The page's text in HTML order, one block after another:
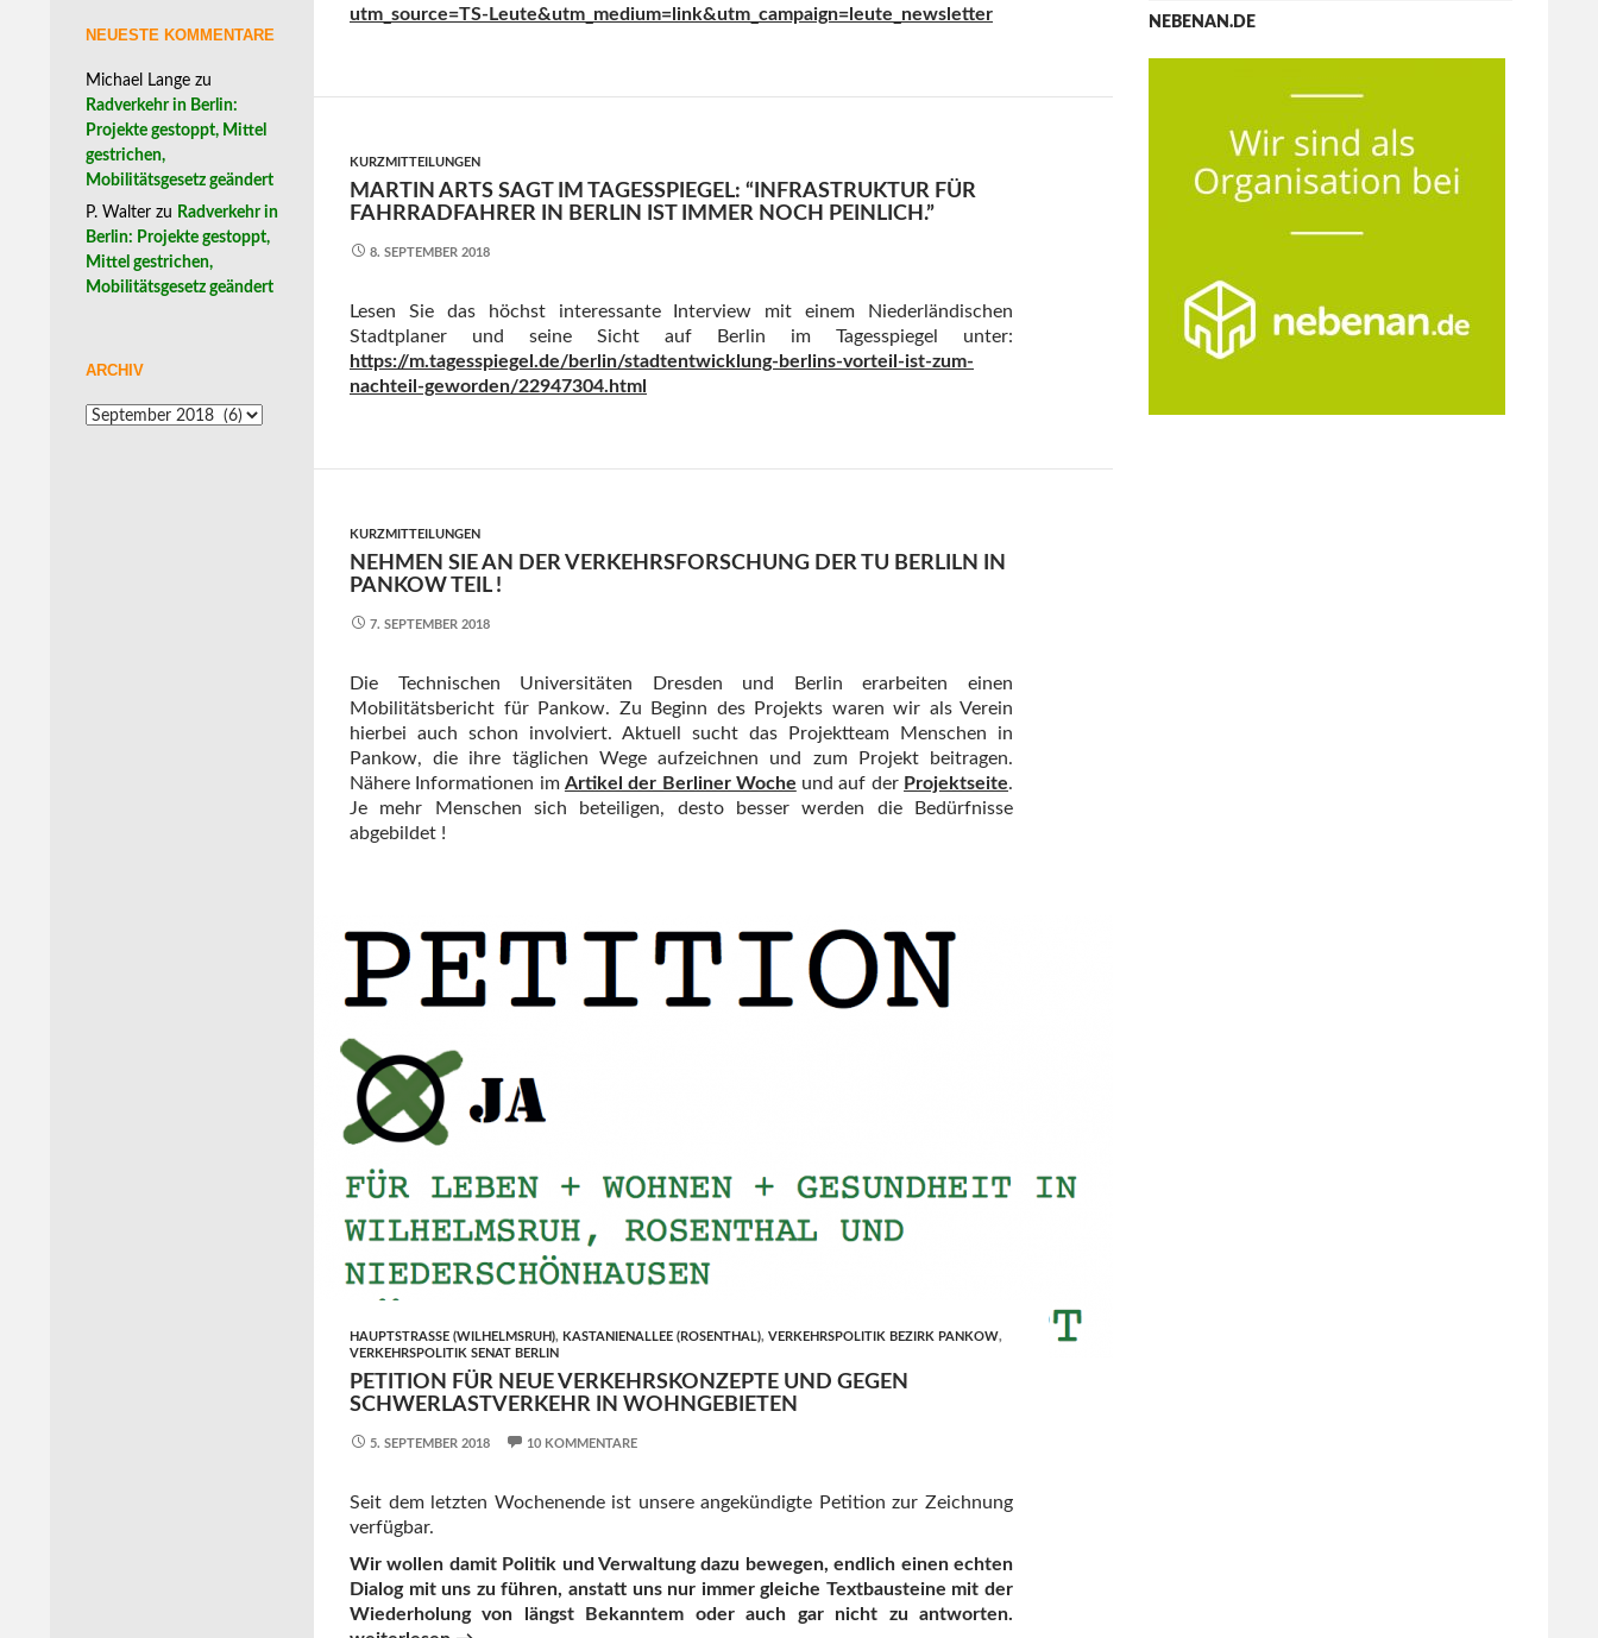
utm_source=TS-Leute&utm_medium=link&utm_campaign=leute_newsletter
KURZMITTEILUNGEN
MARTIN ARTS SAGT IM TAGESSPIEGEL: “INFRASTRUKTUR FÜR
FAHRRADFAHRER IN BERLIN IST IMMER NOCH PEINLICH.”
8. SEPTEMBER 2018
Lesen Sie das höchst interessante Interview mit einem Niederländischen
Stadtplaner und seine Sicht auf Berlin im Tagesspiegel unter:
https://m.tagesspiegel.de/berlin/stadtentwicklung-berlins-vorteil-ist-zum-
nachteil-geworden/22947304.html
KURZMITTEILUNGEN
NEHMEN SIE AN DER VERKEHRSFORSCHUNG DER TU BERLILN IN
PANKOW TEIL !
7. SEPTEMBER 2018
Die Technischen Universitäten Dresden und Berlin erarbeiten einen
Mobilitätsbericht für Pankow. Zu Beginn des Projekts waren wir als Verein
hierbei auch schon involviert. Aktuell sucht das Projektteam Menschen in
Pankow, die ihre täglichen Wege aufzeichnen und zum Projekt beitragen.
Nähere Informationen im Artikel der Berliner Woche und auf der Projektseite.
Je mehr Menschen sich beteiligen, desto besser werden die Bedürfnisse
abgebildet !
HAUPTSTRASSE (WILHELMSRUH) , KASTANIENALLEE (ROSENTHAL), VERKEHRSPOLITIK BEZIRK PANKOW,
VERKEHRSPOLITIK SENAT BERLIN
PETITION FÜR NEUE VERKEHRSKONZEPTE UND GEGEN
SCHWERLASTVERKEHR IN WOHNGEBIETEN
5. SEPTEMBER 2018 10 KOMMENTARE
Seit dem letzten Wochenende ist unsere angekündigte Petition zur Zeichnung
verfügbar.
Wir wollen damit Politik und Verwaltung dazu bewegen, endlich einen echten
Dialog mit uns zu führen, anstatt uns nur immer gleiche Textbausteine mit der
Wiederholung von längst Bekanntem oder auch gar nicht zu antworten.
NEBENAN.DE
NEUESTE KOMMENTARE
Michael Lange zu
Radverkehr in Berlin:
Projekte gestoppt, Mittel
gestrichen,
Mobilitätsgesetz geändert
P. Walter zu Radverkehr in
Berlin: Projekte gestoppt,
Mittel gestrichen,
Mobilitätsgesetz geändert
ARCHIV
Archiv